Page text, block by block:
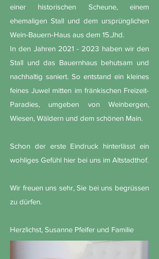
einer historischen Scheune, einem
ehemaligen Stall und dem ursprünglichen
Wein-Bauern-Haus aus dem 15.Jhd.
In den Jahren 2021 - 2023 haben wir den
Stall und das Bauernhaus behutsam und
nachhaltig saniert. So entstand ein kleines
feines Juwel mitten im fränkischen Freizeit-
Paradies, umgeben von Weinbergen,
Wiesen, Wäldern und dem schönen Main.
Schon der erste Eindruck hinterlässt ein
wohliges Gefühl hier bei uns im Altstadthof.
Wir freuen uns sehr, Sie bei uns begrüssen
zu dürfen.
Herzlichst, Susanne Pfeifer und Familie